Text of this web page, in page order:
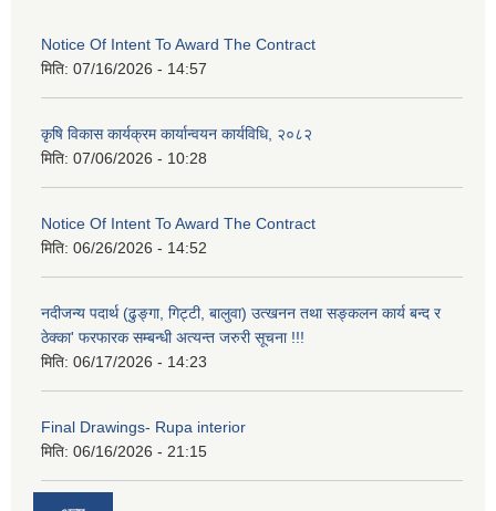
Notice Of Intent To Award The Contract
मिति: 07/16/2026 - 14:57
कृषि विकास कार्यक्रम कार्यान्वयन कार्यविधि, २०८२
मिति: 07/06/2026 - 10:28
Notice Of Intent To Award The Contract
मिति: 06/26/2026 - 14:52
नदीजन्य पदार्थ (ढुङ्गा, गिट्टी, बालुवा) उत्खनन तथा सङ्कलन कार्य बन्द र
ठेक्का' फरफारक सम्बन्धी अत्यन्त जरुरी सूचना !!!
मिति: 06/17/2026 - 14:23
Final Drawings- Rupa interior
मिति: 06/16/2026 - 21:15